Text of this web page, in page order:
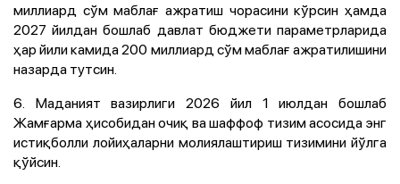
миллиард сўм маблағ ажратиш чорасини кўрсин ҳамда
2027 йилдан бошлаб давлат бюджети параметрларида
ҳар йили камида 200 миллиард сўм маблағ ажратилишини
назарда тутсин.
6. Маданият вазирлиги 2026 йил 1 июлдан бошлаб
Жамғарма ҳисобидан очиқ ва шаффоф тизим асосида энг
истиқболли лойиҳаларни молиялаштириш тизимини йўлга
қўйсин.